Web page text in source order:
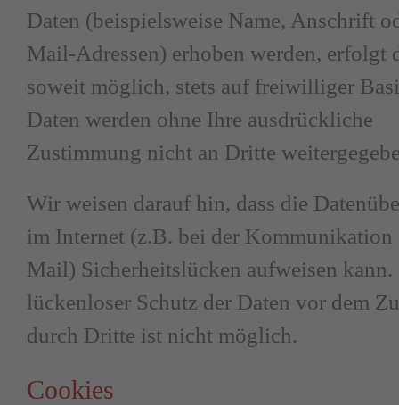
Daten (beispielsweise Name, Anschrift
Mail-Adressen) erhoben werden, erfolgt
soweit möglich, stets auf freiwilliger
Daten werden ohne Ihre ausdrückliche
Zustimmung nicht an Dritte
Wir weisen darauf hin, dass die
im Internet (z.B. bei der Kommunikation
Mail) Sicherheitslücken aufweisen kann.
lückenloser Schutz der Daten vor dem
durch Dritte ist nicht möglich.
Cookies